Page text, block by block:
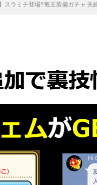
スラミチ登場‼︎竜王装備ガチャ